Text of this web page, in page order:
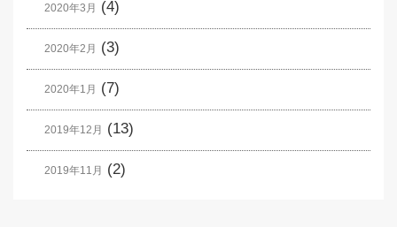
2020年3月 (4)
2020年2月 (3)
2020年1月 (7)
2019年12月 (13)
2019年11月 (2)